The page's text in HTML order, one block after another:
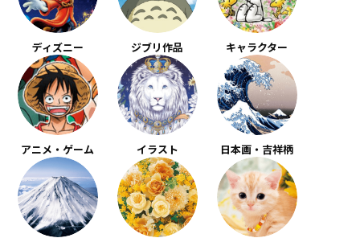
ディズニー ジブリ作品 キャラクター
アニメ・ゲーム イラスト 日本画・吉祥柄